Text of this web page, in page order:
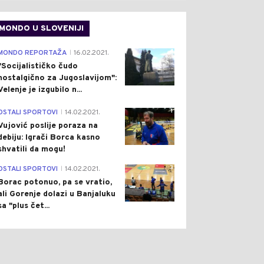
MONDO U SLOVENIJI
4
REPORTAŽA 16.02.2021.
čudo
za Jugoslavijom":
je izgubilo n...
1
SPORTOVI 14.02.2021.
poslije poraza na
Igrači Borca kasno
da mogu!
3
SPORTOVI 14.02.2021.
potonuo, pa se vratio,
Gorenje dolazi u Banjaluku
"plus čet...